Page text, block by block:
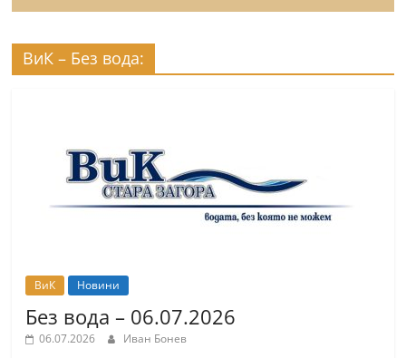
ВиК – Без вода:
ВиК Новини
Без вода – 06.07.2026
06.07.2026 Иван Бонев